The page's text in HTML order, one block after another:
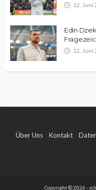
12. Juni
Edin
12. Juni
Über Uns Kontakt
Copyright © 2026 -